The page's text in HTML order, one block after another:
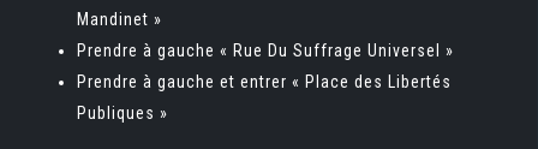
Mandinet »
Prendre à gauche « Rue Du Suffrage Universel »
Prendre à gauche et entrer « Place des Libertés
Publiques »